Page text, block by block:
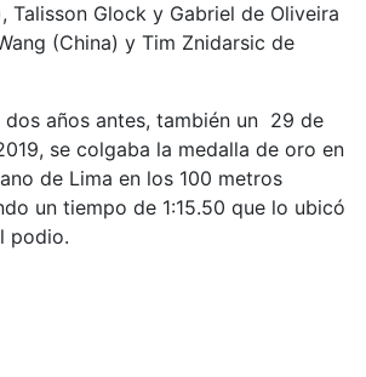
Talisson Glock y Gabriel de Oliveira
(China) y Tim Znidarsic de
dos años antes, también un 29 de
se colgaba la medalla de oro en
de Lima en los 100 metros
un tiempo de 1:15.50 que lo ubicó
podio.